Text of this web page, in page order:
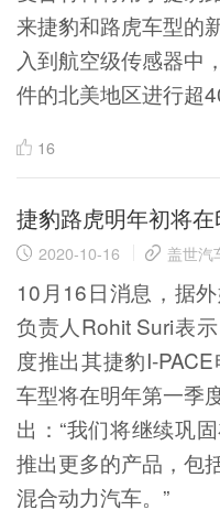
来捷豹和路虎车型的
入到航空级传感器中
件的北美地区进行超
16
捷豹路虎明年初将
2020-10-16 盖世汽
10月16日消息，据
负责人Rohit Suri表
度推出其捷豹I-
车型将在明年第一季
出：“我们将继续巩
推出更多的产品，包
混合动力汽车。”